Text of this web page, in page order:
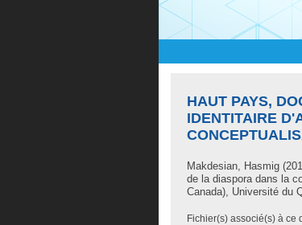
HAUT PAYS,
IDENTITAIRE
Makdesian, Hasmig
de la diaspora dans la
Canada), Université du
Fichier(s) associé(s) à ce